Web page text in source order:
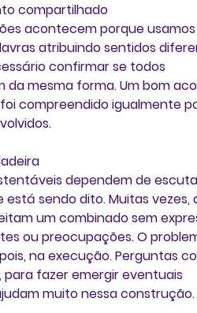
compartilhado
acontecem porque
atribuindo sentidos
confirmar se todos
da mesma forma. Um bom
compreendido igualmente
dependem de
está sendo dito. Muitas vezes,
um combinado sem
ou preocupações. O
na execução. Perguntas
para fazer emergir eventuais
muito nessa construção.